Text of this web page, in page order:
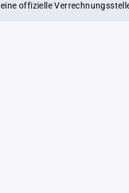
eine offizielle